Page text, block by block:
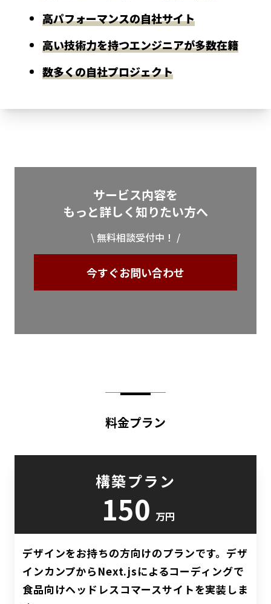
高パフォーマンスの自社サイト
高い技術力を持つエンジニアが多数在籍
数多くの自社プロジェクト
サービス内容を
もっと詳しく知りたい方へ
\ 無料相談受付中！ /
今すぐお問い合わせ
料金プラン
構築プラン
150 万円
デザインをお持ちの方向けのプランです。デザ
インカンプからNext.jsによるコーディングで
食品向けヘッドレスコマースサイトを実装しま